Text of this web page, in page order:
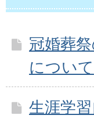
冠婚葬
について
生涯学